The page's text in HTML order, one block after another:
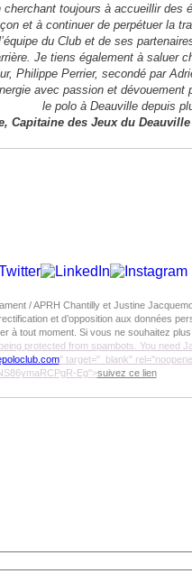
cherchant toujours à accueillir des
et à continuer de perpétuer la
du Club et de ses
Je tiens également à saluer
Philippe Perrier, secondé par
avec passion et dévouement
le polo à Deauville depuis
Capitaine des Jeux du
/ APRH Chantilly et Justine
et d’opposition aux données
à tout moment. Si vous ne souhaitez
protected from spambots. You need
" target="_blank"
Eg">suivez ce lien